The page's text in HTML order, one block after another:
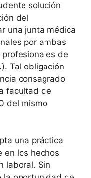
solución
del
una junta médica
por ambas
de
Tal obligación
consagrado
facultad de
del mismo
una práctica
en los hechos
laboral. Sin